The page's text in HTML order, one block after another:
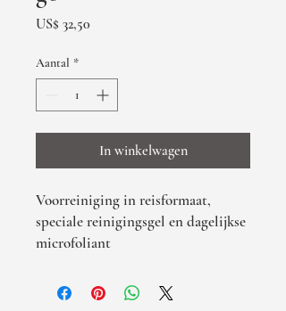
US$ 32,50Prijs
Aantal *
In winkelwagen
Voorreiniging in reisformaat,
speciale reinigingsgel en dagelijkse
microfoliant